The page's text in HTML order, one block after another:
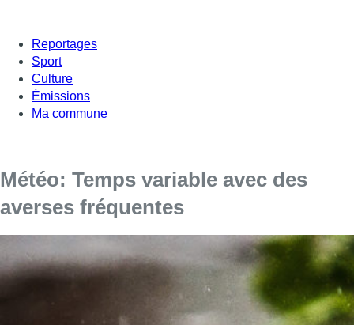
Reportages
Sport
Culture
Émissions
Ma commune
Météo: Temps variable avec des
averses fréquentes